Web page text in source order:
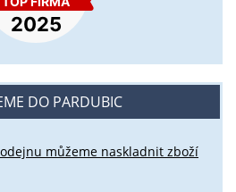
DO PARDUBIC
můžeme naskladnit zboží